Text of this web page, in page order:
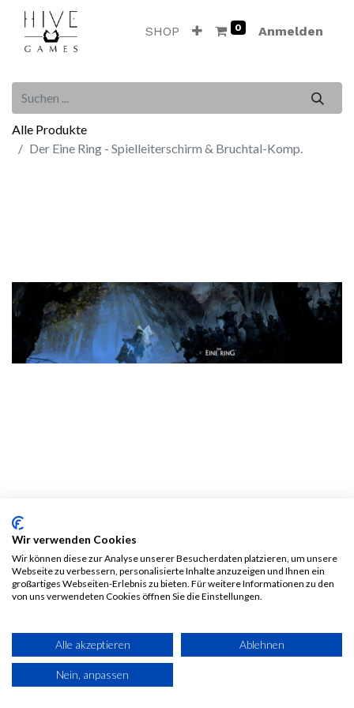
SHOP 0 Anmelden
Alle Produkte
Der Eine Ring - Spielleiterschirm & Bruchtal-Komp.
Der Eine Ring -
Spielleiterschirm &
Bruchtal-Komp.
30,00€ Alle Preise inkl. MwSt.zzgl.
Versandkosten
Wir verwenden Cookies
Wir können diese zur Analyse unserer Besucherdaten platzieren, um unsere
Webseite zu verbessern, personalisierte Inhalte anzuzeigen und Ihnen ein
großartiges Webseiten-Erlebnis zu bieten. Für weitere Informationen zu den
von uns verwendeten Cookies öffnen Sie die Einstellungen.
Alle akzeptieren Ablehnen
Nein, anpassen